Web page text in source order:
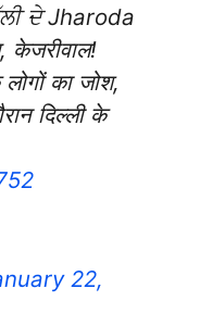
ਦੇ Jharoda
केजरीवाल!
का जोश,
दिल्ली के
22,